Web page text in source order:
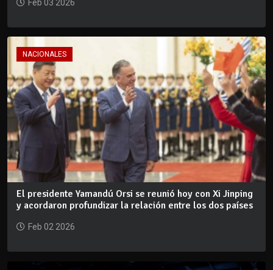
Feb 03 2026
NACIONALES
El presidente Yamandú Orsi se reunió hoy con Xi Jinping
y acordaron profundizar la relación entre los dos países
Feb 02 2026